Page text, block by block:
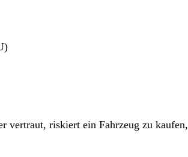
vertraut, riskiert ein Fahrzeug zu kaufen,